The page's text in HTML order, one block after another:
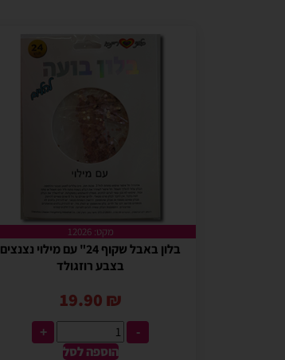
מקט: 12026
בלון באבל שקוף 24" עם מילוי נצנצים
בצבע רוזגולד
19.90 ₪
-
+
הוספה לסל